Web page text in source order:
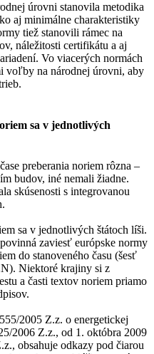
úrovni stanovila metodika
aj minimálne charakteristiky
tiež stanovili rámec na
náležitosti certifikátu a aj
Vo viacerých normách
voľby na národnej úrovni, aby
sa v jednotlivých
preberania noriem rôzna –
budov, iné nemali žiadne.
skúsenosti s integrovanou
sa v jednotlivých štátoch líši.
zaviesť európske normy
do stanoveného času (šesť
Niektoré krajiny si z
a časti textov noriem priamo
2005 Z.z. o energetickej
2006 Z.z., od 1. októbra 2009
obsahuje odkazy pod čiarou